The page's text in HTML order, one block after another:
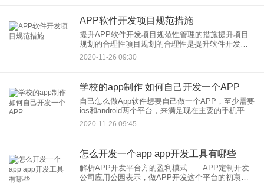
APP软件开发项目规范措施
提升APP软件开发项目规范性管理的措施提升项目
规划的合理性项目规划的合理性是提升软件开发项
目规范性的基础，而要提升项目规划的合理性需要
考虑以下因素:(1)客户的需求。我们在进行软件开发
2020-11-26 09:30
学校的app制作 如何自己开发一个APP
自己怎么做App软件想要自己做一个APP，至少需要
ios和android两个平台，来满足现在主要的手机平台
使用用户。当然这是比较比较全面的要求，如果自
己做一个APP的话，你要懂得美工、ui设计、编程、
2020-11-26 09:45
怎么开发一个app app开发工具有哪些
解析APP开发平台方的盈利模式 APP定制开发
公司应用公园表示，做APP开发这个平台的初衷在